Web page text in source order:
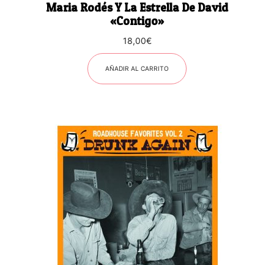
Maria Rodés Y La Estrella De David
«Contigo»
18,00€
AÑADIR AL CARRITO